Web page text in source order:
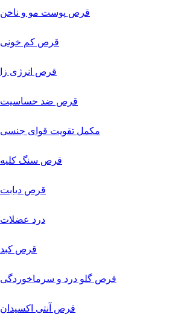
قرص پوست مو و ناخن
قرص کم خونی
قرص انرژی زا
قرص ضد حساسیت
مکمل تقویت قوای جنسی
قرص سنگ کلیه
قرص دیابت
درد عضلات
قرص کبد
قرص گلو درد و سرماخوردگی
قرص آنتی اکسیدان